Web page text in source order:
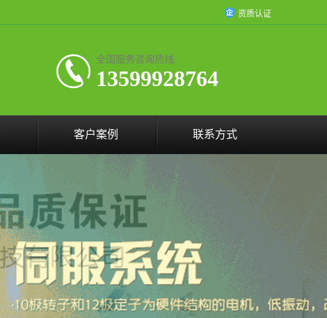
资质认证
全国服务咨询热线:
13599928764
客户案例 联系方式